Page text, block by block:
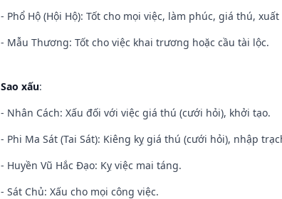
- Phổ Hộ (Hội Hộ): Tốt cho mọi việc, làm phúc, giá thú,
- Mẫu Thương: Tốt cho việc khai trương hoặc cầu tài lộc.
Sao xấu:
- Nhân Cách: Xấu đối với việc giá thú (cưới hỏi), khởi tạo.
- Phi Ma Sát (Tai Sát): Kiêng kỵ giá thú (cưới hỏi), nhập
- Huyền Vũ Hắc Đạo: Kỵ việc mai táng.
- Sát Chủ: Xấu cho mọi công việc.